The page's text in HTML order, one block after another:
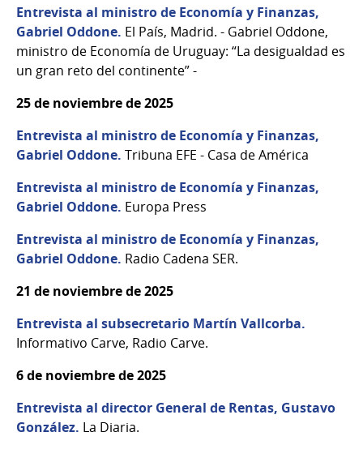
Entrevista al ministro de Economía y Finanzas,
Gabriel Oddone. El País, Madrid. - Gabriel Oddone,
ministro de Economía de Uruguay: “La desigualdad es
un gran reto del continente” -
25 de noviembre de 2025
Entrevista al ministro de Economía y Finanzas,
Gabriel Oddone. Tribuna EFE - Casa de América
Entrevista al ministro de Economía y Finanzas,
Gabriel Oddone. Europa Press
Entrevista al ministro de Economía y Finanzas,
Gabriel Oddone. Radio Cadena SER.
21 de noviembre de 2025
Entrevista al subsecretario Martín Vallcorba.
Informativo Carve, Radio Carve.
6 de noviembre de 2025
Entrevista al director General de Rentas, Gustavo
González. La Diaria.